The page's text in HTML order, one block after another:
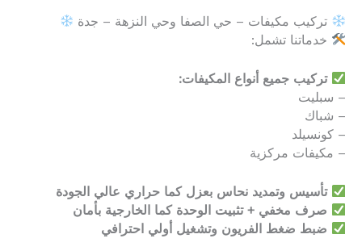
تركيب مكيفات – حي الصفا وحي النزهة – جدة
خدماتنا تشمل:
تركيب جميع أنواع المكيفات:
– سبليت
– شباك
– كونسيلد
– مكيفات مركزية
تأسيس وتمديد نحاس بعزل كما حراري عالي الجودة
صرف مخفي + تثبيت الوحدة كما الخارجية بأمان
ضبط ضغط الفريون وتشغيل أولي احترافي